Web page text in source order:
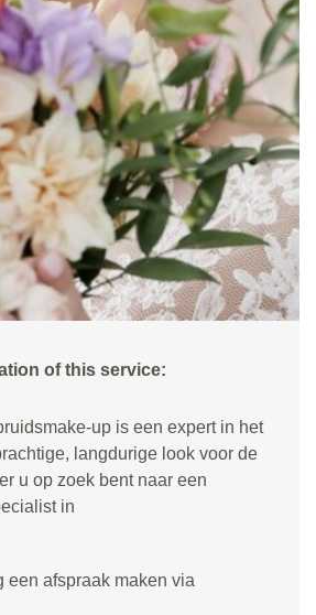
of this service:
up is een expert in het
langdurige look voor de
u op zoek bent naar een
in
een afspraak maken via